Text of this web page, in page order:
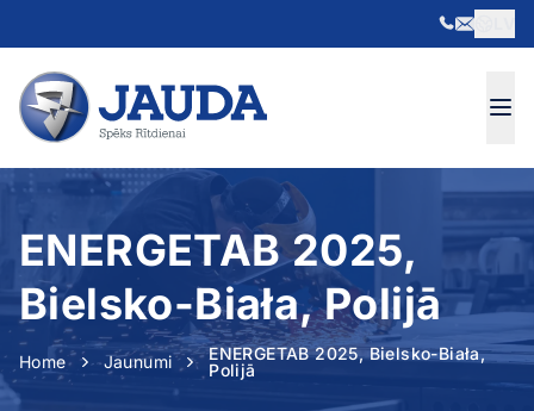
Skip to content
ENERGETAB 2025,
Bielsko-Biała, Polijā
Home Jaunumi
ENERGETAB 2025, Bielsko-Biała,
Polijā